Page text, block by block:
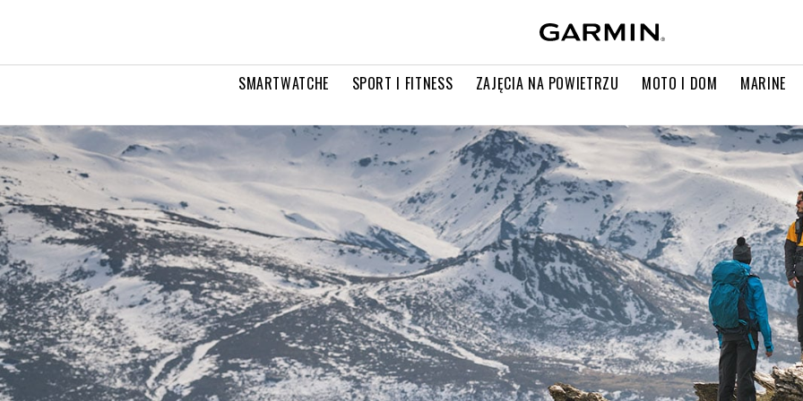
SMARTWATCHE SPORT I FITNESS ZAJĘCIA NA POWIETRZU MOTO I DOM MARINE